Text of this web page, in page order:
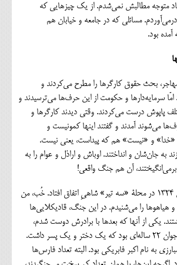
متوجه مطالبش نمی‌شدم. از یک چیزهایی که
مسائلی که در جامعه و خیابان هم
بود.
بحث حقوق کارگرها را مطرح می‌کردند و
سرمایه‌دارها و حکومت از این حرف‌ها می‌ترسیدند و
پاپوش درست می‌کردند. وقتی دیدند کارگرها و
می‌شوند آمدند و گفتند اینها کمونیست و
«خدا» و «نیست» هم که پیداست، یعنی نیست.
به جان‌شان و انداختند. اوباش و اراذل و عوام را به
آن هم جنگ واقعی!
یکی از این جنگ‌ها سال ۱۳۲۴ در محلة «سه تیر» شاهیِ اتفاق افتاد. خُب، من
را می‌شنیدم. در این جنگ، قادیکلایی‌ها
یکی از آنها که بعدها با برادرش دوست شدم،
نصرت فتح‌اللهی، کارگر جوان ۲۲ ساله‌ای بود که یک دختر و یک پسر داشت.
به نام اکبر فابریکی بود. البته تعداد فارس‌ها